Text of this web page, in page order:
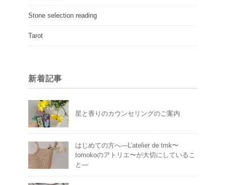
Stone selection reading
Tarot
新着記事
星と香りのカウンセリングのご案内
はじめての方へ―L’atelier de tmk〜
tomokoのアトリエ〜が大切にしているこ
と―